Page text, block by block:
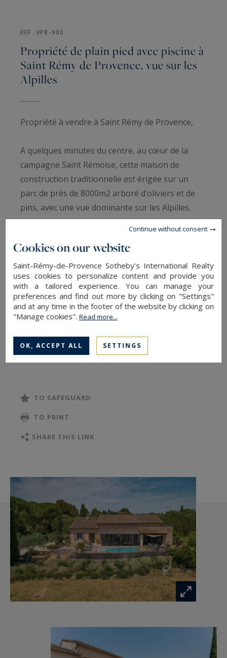
REF. VP8-900
Propriété de plain pied avec piscine à
Saint Rémy de Provence, vue sur les
Alpilles
Propriété à vendre à Saint Rémy de Provence,
A quelques minutes du centre, au cœur de la
campagne Saint Rémoise, cette maison de
construction traditionnelle est érigée sur un
parc de près de 8000m2 arboré d’oliviers et de
pins, avec une vue dominante sur les Alpilles.
développe environ 200 m2 d’espaces de vie en
plain-pied, ouvert sur une terrasse avec piscine.
L’intérieur bénéficie d’un vaste salon avec
cheminée plein sud, une cuisine semi ouverte et
équipée, 4 chambres avec chacune leur salle
d’eau et une seconde pièce de vie avec cuisine
ouverte, permettant ainsi de bénéficier d’un
espace privatif au sein de la maison, ou de
sous plafond, larges ouvertures, poutres
bien l’authenticité locale.
vaste buanderie-lingerie, une salle de jeux,
plusieurs pièces de rangements dont une de
plus de 60m2 et un garage.
L’habitation s’ouvre sur un espace détente
autour de la piscine avec terrasse et cuisine
d’été.
TO SAFEGUARD
TO PRINT
SHARE THIS LINK
Cookies on our website
Saint-Rémy-de-Provence Sotheby's International Realty
uses cookies to personalize content and provide you
with a tailored experience. You can manage your
preferences and find out more by clicking on "Settings"
and at any time in the footer of the website by clicking on
"Manage cookies".Read more...
OK, ACCEPT ALL SETTINGS
Continue without consent